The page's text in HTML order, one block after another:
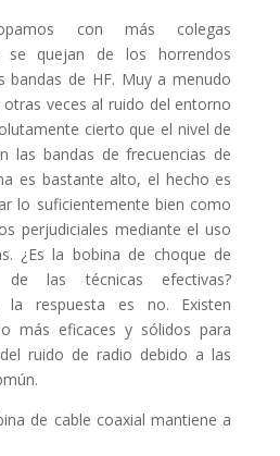
con más colegas
se quejan de los horrendos
bandas de HF. Muy a menudo
veces al ruido del entorno
cierto que el nivel de
las bandas de frecuencias de
es bastante alto, el hecho es
lo suficientemente bien como
perjudiciales mediante el uso
¿Es la bobina de choque de
las técnicas efectivas?
la respuesta es no. Existen
más eficaces y sólidos para
ruido de radio debido a las
de cable coaxial mantiene a